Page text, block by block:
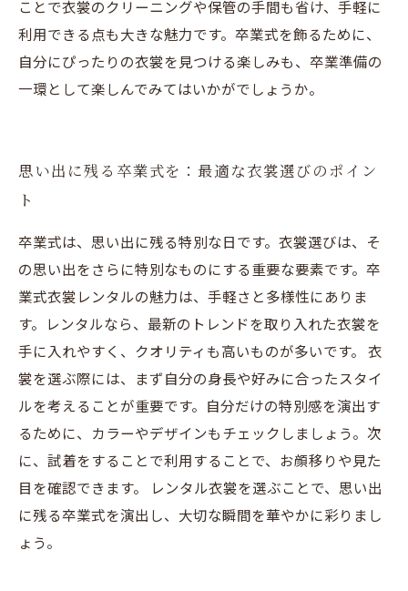
ことで衣裳のクリーニングや保管の手間も省け、手軽に
利用できる点も大きな魅力です。卒業式を飾るために、
自分にぴったりの衣裳を見つける楽しみも、卒業準備の
一環として楽しんでみてはいかがでしょうか。
思い出に残る卒業式を：最適な衣裳選びのポイン
ト
卒業式は、思い出に残る特別な日です。衣裳選びは、そ
の思い出をさらに特別なものにする重要な要素です。卒
業式衣裳レンタルの魅力は、手軽さと多様性にありま
す。レンタルなら、最新のトレンドを取り入れた衣裳を
手に入れやすく、クオリティも高いものが多いです。 衣
裳を選ぶ際には、まず自分の身長や好みに合ったスタイ
ルを考えることが重要です。自分だけの特別感を演出す
るために、カラーやデザインもチェックしましょう。次
に、試着をすることで利用することで、お顔移りや見た
目を確認できます。 レンタル衣裳を選ぶことで、思い出
に残る卒業式を演出し、大切な瞬間を華やかに彩りまし
ょう。